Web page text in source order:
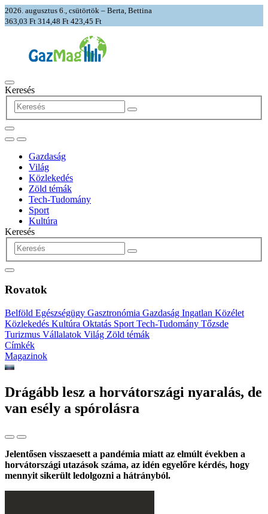
2026. augusztus 6., csütörtök – Berta, Bettina
363,03 Ft 314,48 Ft 423,45 Ft
Keresés
Gazdaság
Világ
Közlekedés
Zöld témák
Tech-Tudomány
Sport
Kultúra
Keresés
Rovatok
Belföld Egészségügy Gasztronómia Gazdaság Ingatlan Közélet
Közlekedés Kultúra Oktatás Sport Tech-Tudomány Tőzsde
Turizmus Vállalatok Világ Zöld témák
Címkék
Magazinok
Drágább lesz a horvátországi nyaralás, de
van esély a spórolásra
Jelentősen visszaesett a pandémia miatt az elmúlt években a
horvátországi utazások száma, az idén egyelőre kérdés, hogy
mennyit sikerült ledolgozni a hátrányból.